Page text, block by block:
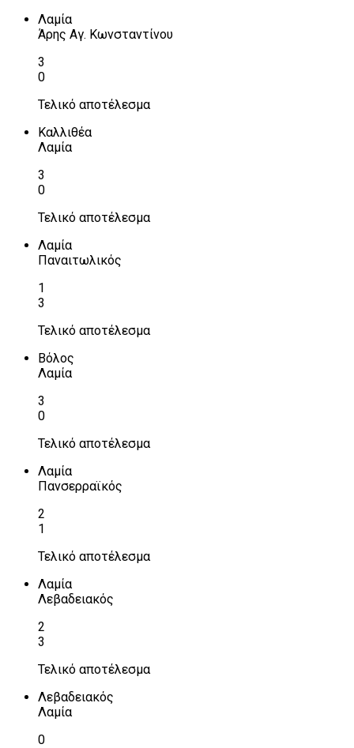
Λαμία
Άρης Αγ. Κωνσταντίνου
3
0
Τελικό αποτέλεσμα
Καλλιθέα
Λαμία
3
0
Τελικό αποτέλεσμα
Λαμία
Παναιτωλικός
1
3
Τελικό αποτέλεσμα
Βόλος
Λαμία
3
0
Τελικό αποτέλεσμα
Λαμία
Πανσερραϊκός
2
1
Τελικό αποτέλεσμα
Λαμία
Λεβαδειακός
2
3
Τελικό αποτέλεσμα
Λεβαδειακός
Λαμία
0